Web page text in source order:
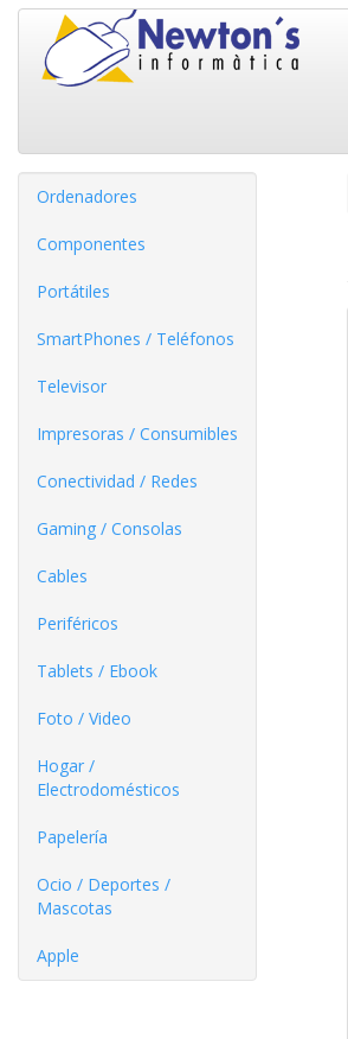
Ordenadores
Componentes
Portátiles
SmartPhones / Teléfonos
Televisor
Impresoras / Consumibles
Conectividad / Redes
Gaming / Consolas
Cables
Periféricos
Tablets / Ebook
Foto / Video
Hogar /
Electrodomésticos
Papelería
Ocio / Deportes /
Mascotas
Apple